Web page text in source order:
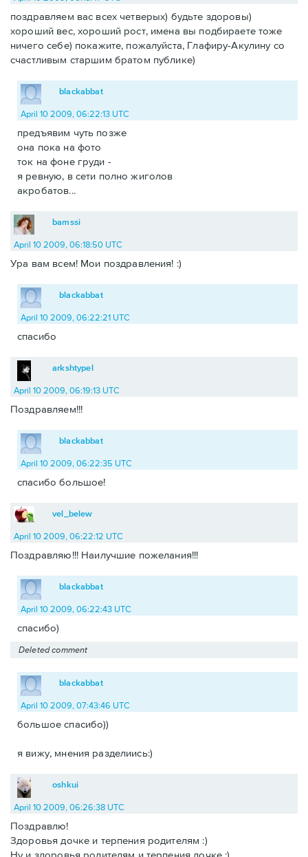
поздравляем вас всех четверых) будьте здоровы)
хороший вес, хороший рост, имена вы подбираете тоже
ничего себе) покажите, пожалуйста, Глафиру-Акулину со
счастливым старшим братом публике)
blackabbat
April 10 2009, 06:22:13 UTC
предъявим чуть позже
она пока на фото
ток на фоне груди -
я ревную, в сети полно жиголов
акробатов...
bamssi
April 10 2009, 06:18:50 UTC
Ура вам всем! Мои поздравления! :)
blackabbat
April 10 2009, 06:22:21 UTC
спасибо
arkshtypel
April 10 2009, 06:19:13 UTC
Поздравляем!!!
blackabbat
April 10 2009, 06:22:35 UTC
спасибо большое!
vel_belew
April 10 2009, 06:22:12 UTC
Поздравляю!!! Наилучшие пожелания!!!
blackabbat
April 10 2009, 06:22:43 UTC
спасибо)
Deleted comment
blackabbat
April 10 2009, 07:43:46 UTC
большое спасибо))
я вижу, мнения разделиись:)
oshkui
April 10 2009, 06:26:38 UTC
Поздравлю!
Здоровья дочке и терпения родителям :)